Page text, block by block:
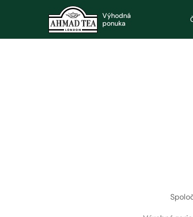
Výhodná
ponuka